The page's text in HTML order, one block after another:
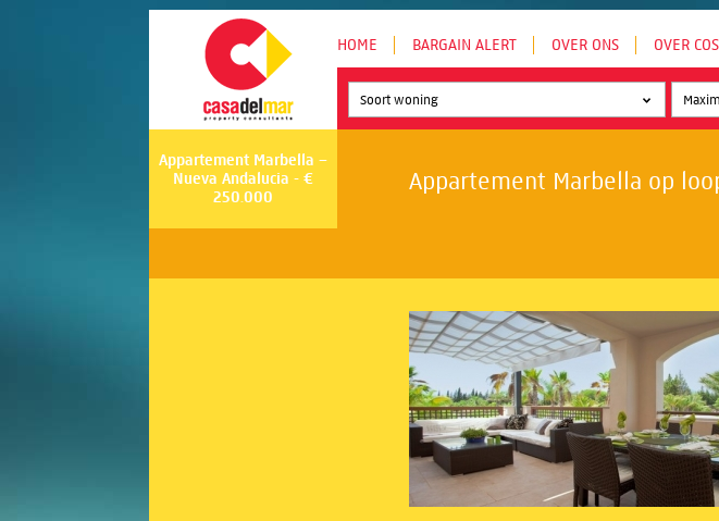
HOME BARGAIN ALERT OVER ONS OVER
Soort woning
Appartement Marbella –
Nueva Andalucia - €
250.000
Appartement Marbella op